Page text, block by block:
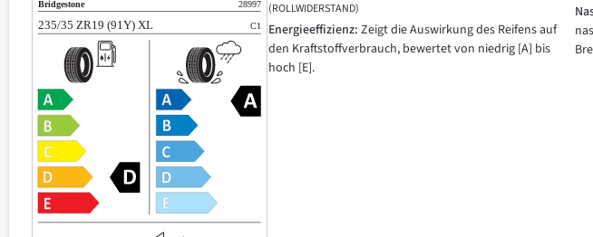
(ROLLWIDERSTAND)
Energieeffizienz: Zeigt die Auswirkung des Reifens auf
den Kraftstoffverbrauch, bewertet von niedrig [A] bis
hoch [E].